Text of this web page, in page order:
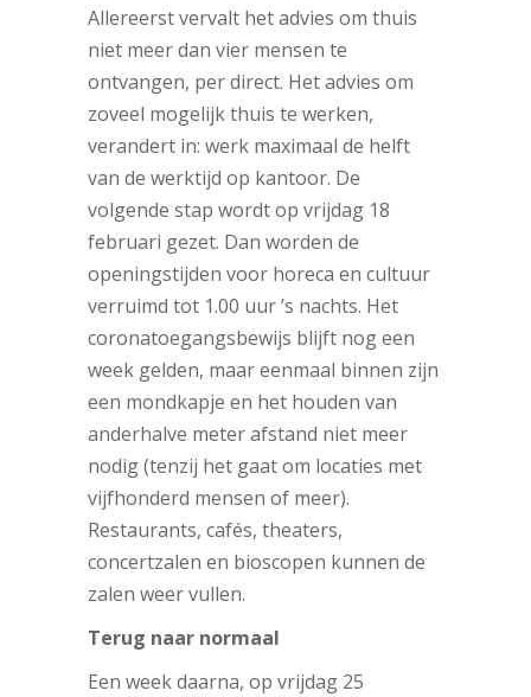
Allereerst vervalt het advies om thuis
niet meer dan vier mensen te
ontvangen, per direct. Het advies om
zoveel mogelijk thuis te werken,
verandert in: werk maximaal de helft
van de werktijd op kantoor. De
volgende stap wordt op vrijdag 18
februari gezet. Dan worden de
openingstijden voor horeca en cultuur
verruimd tot 1.00 uur ’s nachts. Het
coronatoegangsbewijs blijft nog een
week gelden, maar eenmaal binnen zijn
een mondkapje en het houden van
anderhalve meter afstand niet meer
nodig (tenzij het gaat om locaties met
vijfhonderd mensen of meer).
Restaurants, cafés, theaters,
concertzalen en bioscopen kunnen de
zalen weer vullen.
Terug naar normaal
Een week daarna, op vrijdag 25